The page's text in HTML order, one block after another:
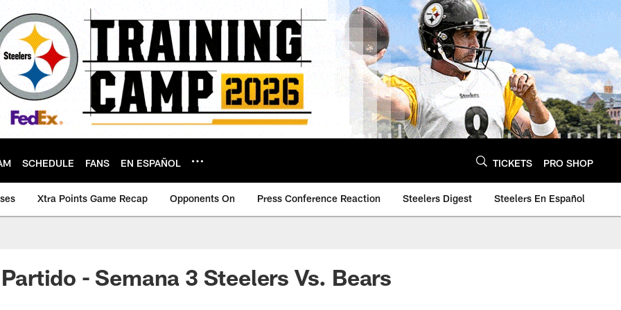
SCHEDULE FANS EN ESPAÑOL TICKETS PRO SHOP
Xtra Points Game Recap Opponents On Press Conference Reaction Steelers Digest Steelers En Español
- Semana 3 Steelers Vs. Bears